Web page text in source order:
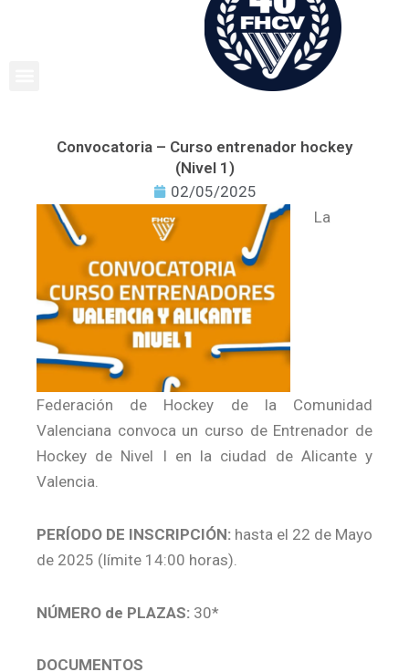
Convocatoria – Curso entrenador hockey
(Nivel 1)
02/05/2025
La
Federación de Hockey de la Comunidad
Valenciana convoca un curso de Entrenador de
Hockey de Nivel I en la ciudad de Alicante y
Valencia.
PERÍODO DE INSCRIPCIÓN: hasta el 22 de Mayo
de 2025 (límite 14:00 horas).
NÚMERO de PLAZAS: 30*
DOCUMENTOS